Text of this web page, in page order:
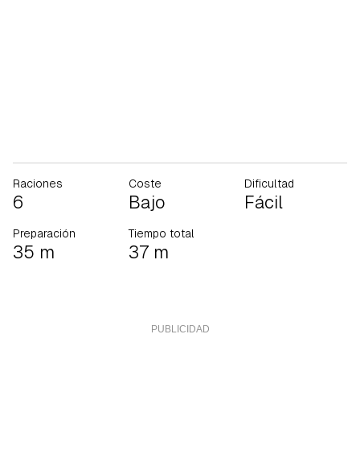
Raciones
6
Coste
Bajo
Dificultad
Fácil
Preparación
35 m
Tiempo total
37 m